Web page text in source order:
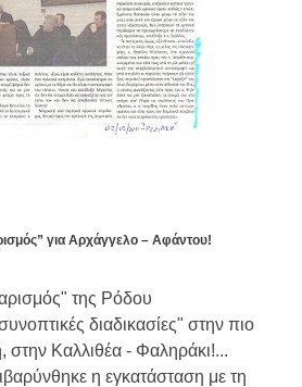
για Αρχάγγελο – Αφάντου!
της Ρόδου
διαδικασίες" στην πιο
στην Καλλιθέα - Φαληράκι!...
η εγκατάσταση με τη